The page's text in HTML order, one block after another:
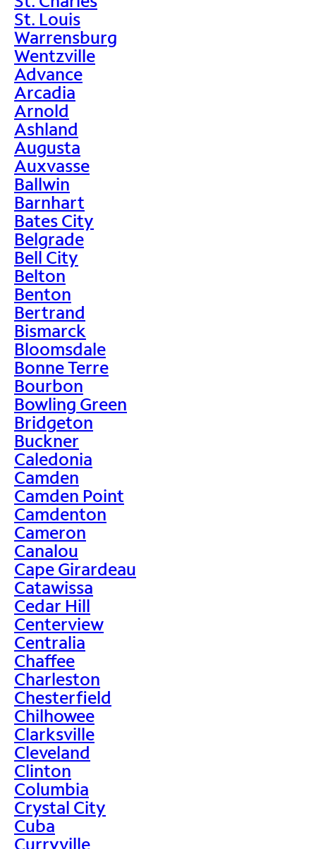
St. Louis
Warrensburg
Wentzville
Advance
Arcadia
Arnold
Ashland
Augusta
Auxvasse
Ballwin
Barnhart
Bates City
Belgrade
Bell City
Belton
Benton
Bertrand
Bismarck
Bloomsdale
Bonne Terre
Bourbon
Bowling Green
Bridgeton
Buckner
Caledonia
Camden
Camden Point
Camdenton
Cameron
Canalou
Cape Girardeau
Catawissa
Cedar Hill
Centerview
Centralia
Chaffee
Charleston
Chesterfield
Chilhowee
Clarksville
Cleveland
Clinton
Columbia
Crystal City
Cuba
Curryville